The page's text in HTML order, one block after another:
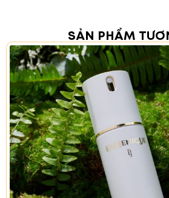
tuyển chọn kỹ lưỡng. Công thức
Bảo vệ làn da yếu và nhạy
Phục hồi và tăng cường độ
Chống lại các tác nhân gây
trường.
Mang lại làn dakhỏe
SẢN PHẨM